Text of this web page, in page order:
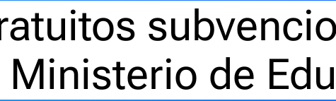
Ministerio de